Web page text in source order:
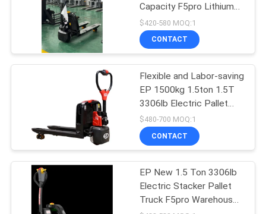
Batterij In werking
gestelde
Vorkheftruck
De hydraulische Lijst
van de Schaarlift
Capacity F5pro Lithium
Battery Motor Pump
Engine for Large Scale
Supermarkets
$420-580 MOQ:1
CONTACT
Flexible and Labor-saving
EP 1500kg 1.5ton 1.5T
3306lb Electric Pallet
Truck With Lithium
Battery F4
$480-700 MOQ:1
CONTACT
EP New 1.5 Ton 3306lb
Electric Stacker Pallet
Truck F5pro Warehouse